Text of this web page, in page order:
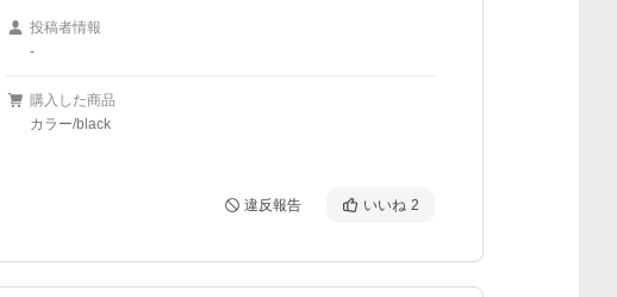
投稿者情報
-
購入した商品
カラー/black
違反報告 いいね 2